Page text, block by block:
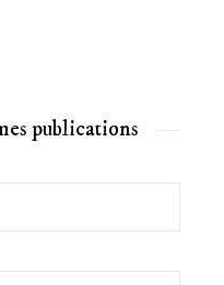
publications